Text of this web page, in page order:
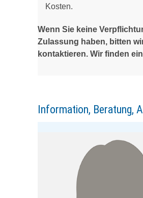
Kosten.
Wenn Sie keine
Zulassung haben, bitten
kontaktieren. Wir finden
Information, Beratung,